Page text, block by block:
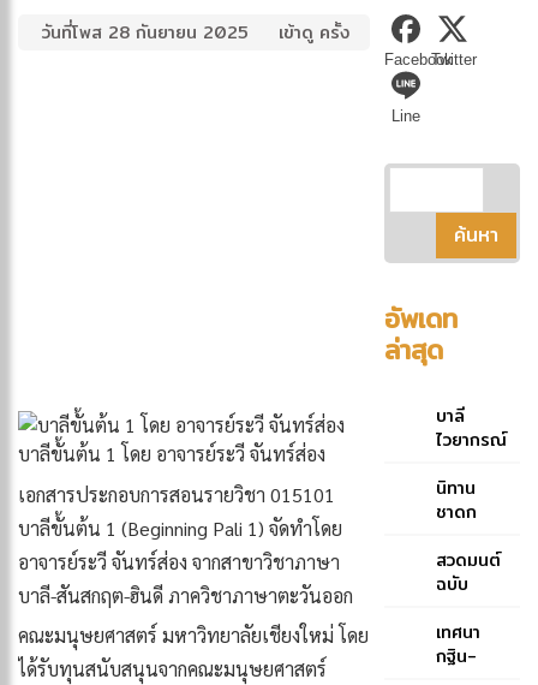
วันที่โพส 28 กันยายน 2025 เข้าดู ครั้ง
บาลีขั้นต้น 1 โดย อาจารย์ระวี จันทร์ส่อง
เอกสารประกอบการสอนรายวิชา 015101
บาลีขั้นต้น 1 (Beginning Pali 1) จัดทำโดย
อาจารย์ระวี จันทร์ส่อง จากสาขาวิชาภาษา
บาลี-สันสกฤต-ฮินดี ภาควิชาภาษาตะวันออก
คณะมนุษยศาสตร์ มหาวิทยาลัยเชียงใหม่ โดย
ได้รับทุนสนับสนุนจากคณะมนุษยศาสตร์
FacebookTwitter
Line
อัพเดท
ล่าสุด
บาลี
ไวยากรณ์
คู่มือ
ประกอบ
ภาษาบาลี
สำหรับ
๑-๒ และ
ป.ธ. ๓
นิทาน
ชาดก
สวดมนต์
ฉบับ
ของ
สมเด็จ
เทศนา
กฐิน-